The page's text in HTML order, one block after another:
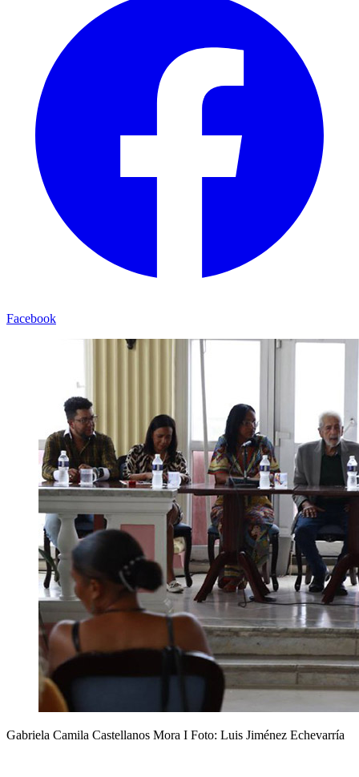
Facebook
Gabriela Camila Castellanos Mora I Foto: Luis Jiménez Echevarría